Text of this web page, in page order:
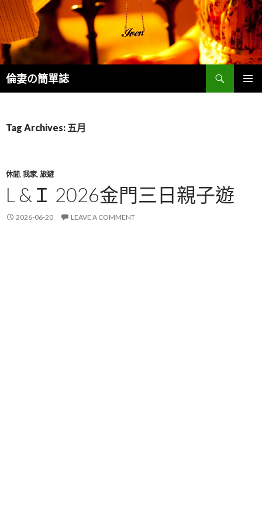
倫妻の簡單誌
Search
Tag Archives: 五月
休閒, 我家, 旅遊
L &Ｉ 2026金門三日親子遊
2026-06-20 LEAVE A COMMENT